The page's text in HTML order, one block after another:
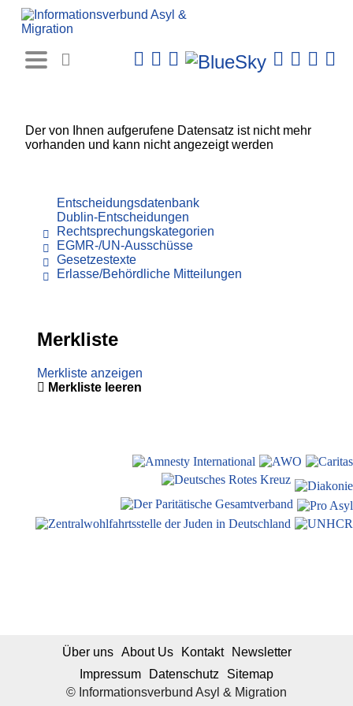
Der von Ihnen aufgerufene Datensatz ist nicht mehr
vorhanden und kann nicht angezeigt werden
Entscheidungsdatenbank
Dublin-Entscheidungen
Rechtsprechungskategorien
EGMR-/UN-Ausschüsse
Gesetzestexte
Erlasse/Behördliche Mitteilungen
Merkliste
Merkliste anzeigen
Merkliste leeren
© Informationsverbund Asyl & Migration
Über uns About Us Kontakt
Newsletter
Impressum
Datenschutz Sitemap